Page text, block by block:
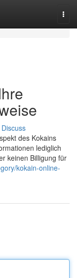
Discuss
des Kokains
lediglich
keinen Billigung für
kokain-online-